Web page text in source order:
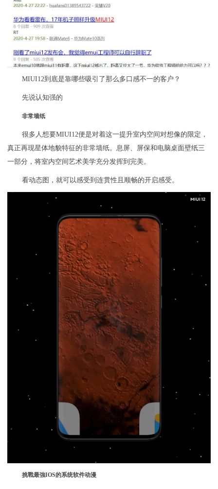
MIUI12到底是靠哪些吸引了那么多口感不一的客户？
先说认知强的
非常墙纸
很多人想要MIUI12便是对着这一提升室内空间对想像的限定，
真正再现星体地貌特征的非常墙纸。息屏、屏保和电脑桌面壁纸三
一部分，将室内空间艺术美学充分发挥到完美。
看动态图，就可以感受到连贯性且顺畅的开启感受。
挑戰最強IOS的系统软件动漫